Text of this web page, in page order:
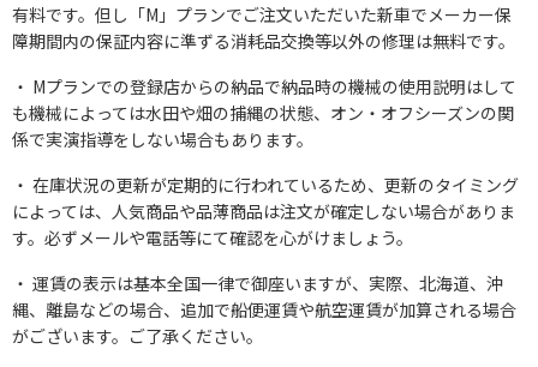
有料です。但し「M」プランでご注文いただいた新車でメーカー保
障期間内の保証内容に準ずる消耗品交換等以外の修理は無料です。
Mプランでの登録店からの納品で納品時の機械の使用説明はして
も機械によっては水田や畑の捕縄の状態、オン・オフシーズンの関
係で実演指導をしない場合もあります。
在庫状況の更新が定期的に行われているため、更新のタイミング
によっては、人気商品や品薄商品は注文が確定しない場合がありま
す。必ずメールや電話等にて確認を心がけましょう。
運賃の表示は基本全国一律で御座いますが、実際、北海道、沖
縄、離島などの場合、追加で船便運賃や航空運賃が加算される場合
がございます。ご了承ください。